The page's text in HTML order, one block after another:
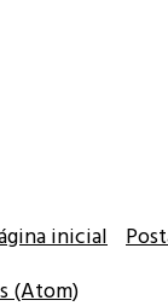
inicial
(Atom)